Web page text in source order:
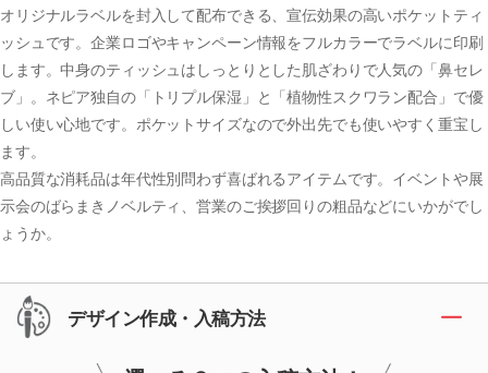
オリジナルラベルを封入して配布できる、宣伝効果の高いポケットティ
ッシュです。企業ロゴやキャンペーン情報をフルカラーでラベルに印刷
します。中身のティッシュはしっとりとした肌ざわりで人気の「鼻セレ
ブ」。ネピア独自の「トリプル保湿」と「植物性スクワラン配合」で優
しい使い心地です。ポケットサイズなので外出先でも使いやすく重宝し
ます。
高品質な消耗品は年代性別問わず喜ばれるアイテムです。イベントや展
示会のばらまきノベルティ、営業のご挨拶回りの粗品などにいかがでし
ょうか。
デザイン作成・入稿方法